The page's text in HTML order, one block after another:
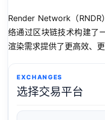
Render Network（RNDR
络通过区块链技术构建了
渲染需求提供了更高效、
EXCHANGES
选择交易平台